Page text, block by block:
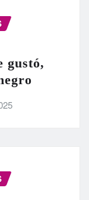
gustó,